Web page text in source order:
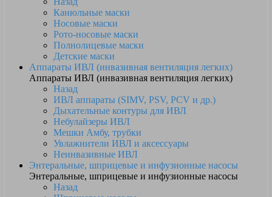
Канюльные маски
Носовые маски
Рото-носовые маски
Полнолицевые маски
Детские маски
Аппараты ИВЛ (инвазивная вентиляция легких)
Аппараты ИВЛ (инвазивная вентиляция легких)
Назад
ИВЛ аппараты (SIMV, PSV, PCV и др.)
Дыхательные контуры для ИВЛ
Небулайзеры ИВЛ
Мешки Амбу, трубки
Увлажнители ИВЛ и аксессуары
Неинвазивные ИВЛ
Энтеральные, шприцевые и инфузионные насосы
Энтеральные, шприцевые и инфузионные насосы
Назад